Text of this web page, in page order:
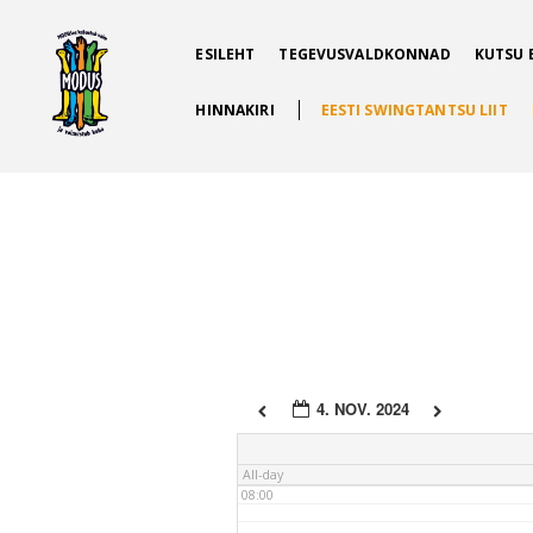
ESILEHT TEGEVUSVALDKONNAD KUTSU
HINNAKIRI EESTI SWINGTANTSU LIIT
4. NOV. 2024
All-day
07:00
08:00